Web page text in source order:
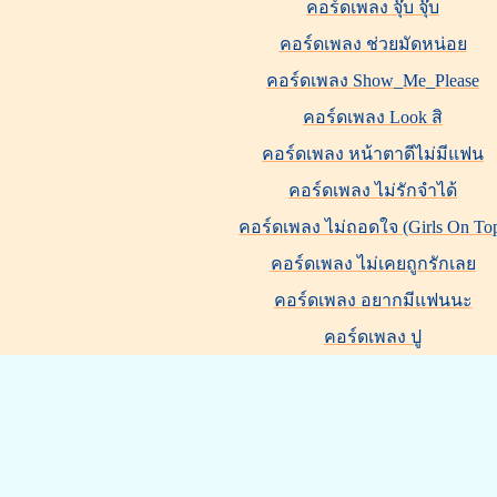
คอร์ดเพลง จุ๊บ จุ๊บ
คอร์ดเพลง ช่วยมัดหน่อย
คอร์ดเพลง Show_Me_Please
คอร์ดเพลง Look สิ
คอร์ดเพลง หน้าตาดีไม่มีแฟน
คอร์ดเพลง ไม่รักจำได้
คอร์ดเพลง ไม่ถอดใจ (Girls On
คอร์ดเพลง ไม่เคยถูกรักเลย
คอร์ดเพลง อยากมีแฟนนะ
คอร์ดเพลง ปู